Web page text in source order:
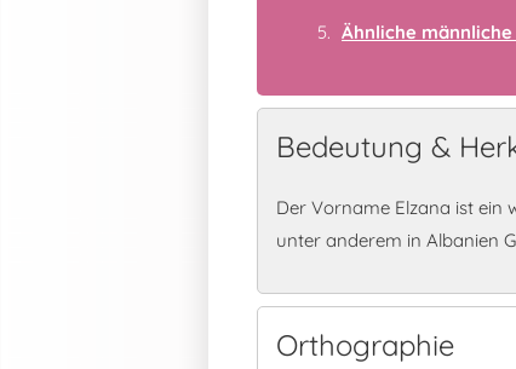
Ähnliche männliche
Bedeutung &
Der Vorname Elzana ist
unter anderem in Albanien
Orthographie